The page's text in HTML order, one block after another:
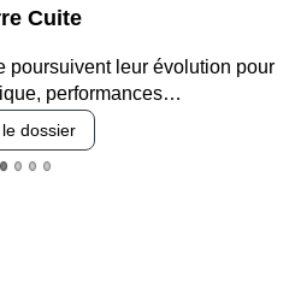
évolution pour
Entre